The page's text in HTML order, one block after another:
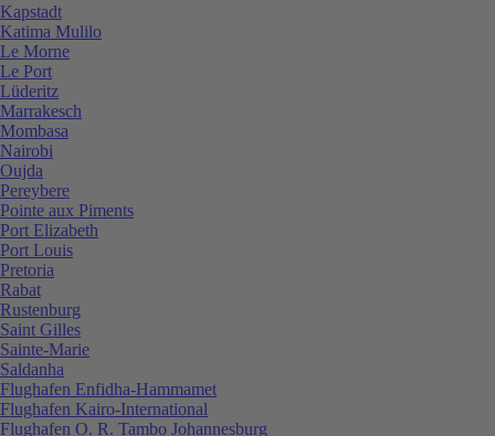
Kapstadt
Katima Mulilo
Le Morne
Le Port
Lüderitz
Marrakesch
Mombasa
Nairobi
Oujda
Pereybere
Pointe aux Piments
Port Elizabeth
Port Louis
Pretoria
Rabat
Rustenburg
Saint Gilles
Sainte-Marie
Saldanha
Flughafen Enfidha-Hammamet
Flughafen Kairo-International
Flughafen O. R. Tambo Johannesburg